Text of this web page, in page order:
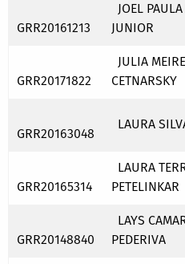
GRR20161213
JOEL
JUNIOR
GRR20171822
JULIA
CETNARSKY
GRR20163048
LAURA
GRR20165314
LAURA
PETELINKAR
GRR20148840
LAYS
PEDERIVA